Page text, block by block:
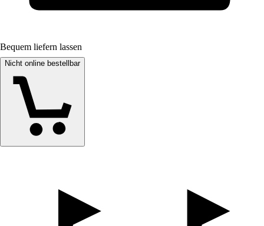
Bequem liefern lassen
Nicht online bestellbar